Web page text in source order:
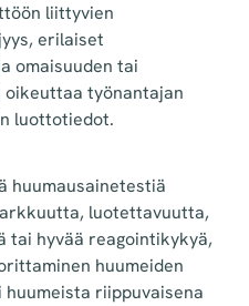
liittyvien
erilaiset
omaisuuden tai
työnantajan
luottotiedot.
huumausainetestiä
luotettavuutta,
tai hyvää reagointikykyä,
huumeiden
riippuvaisena